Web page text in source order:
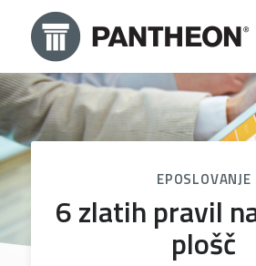
EPOSLOVANJE
6 zlatih pravil
plošč